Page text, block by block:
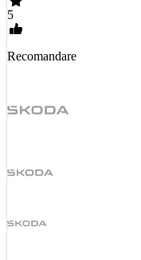
5
Recomandare